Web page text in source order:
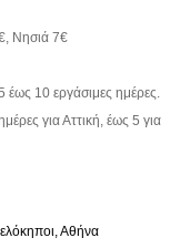
Νησιά 7€
10 εργάσιμες ημέρες.
για Αττική, έως 5 για
Αθήνα